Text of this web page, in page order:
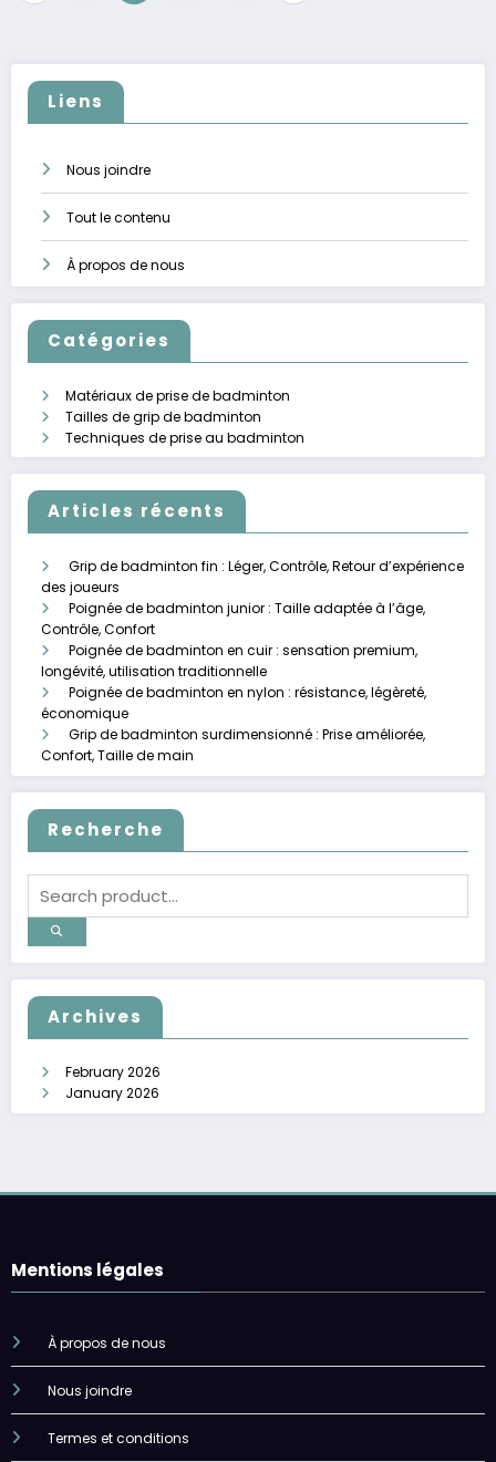
Liens
Nous joindre
Tout le contenu
À propos de nous
Catégories
Matériaux de prise de badminton
Tailles de grip de badminton
Techniques de prise au badminton
Articles récents
Grip de badminton fin : Léger, Contrôle, Retour d’expérience
des joueurs
Poignée de badminton junior : Taille adaptée à l’âge,
Contrôle, Confort
Poignée de badminton en cuir : sensation premium,
longévité, utilisation traditionnelle
Poignée de badminton en nylon : résistance, légèreté,
économique
Grip de badminton surdimensionné : Prise améliorée,
Confort, Taille de main
Recherche
Archives
February 2026
January 2026
Mentions légales
À propos de nous
Nous joindre
Termes et conditions